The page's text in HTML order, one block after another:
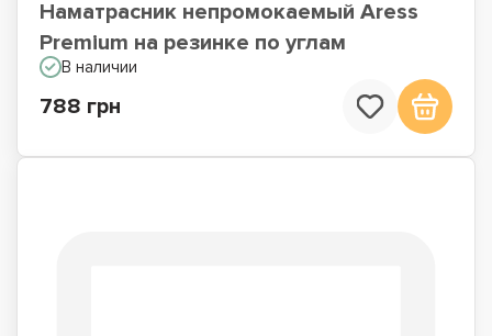
Наматрасник непромокаемый Aress
Premium на резинке по углам
В наличии
788 грн